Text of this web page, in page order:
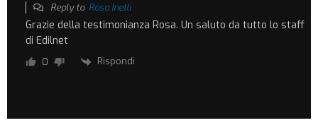
Reply to Rosa Inelli
Grazie della testimonianza Rosa. Un saluto da tutto lo staff
di Edilnet
0 Rispondi